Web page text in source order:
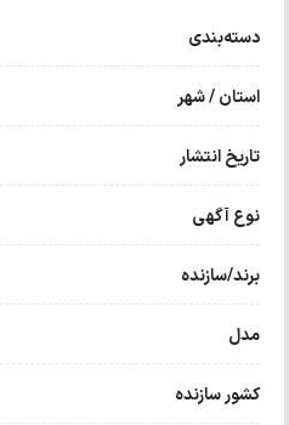
دسته‌بندی
استان / شهر
تاریخ انتشار
نوع آگهی
برند/سازنده
مدل
کشور سازنده